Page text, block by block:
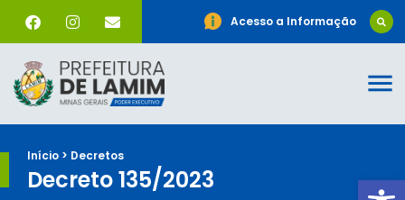
Acesso a Informação
Início > Decretos
Decreto 135/2023